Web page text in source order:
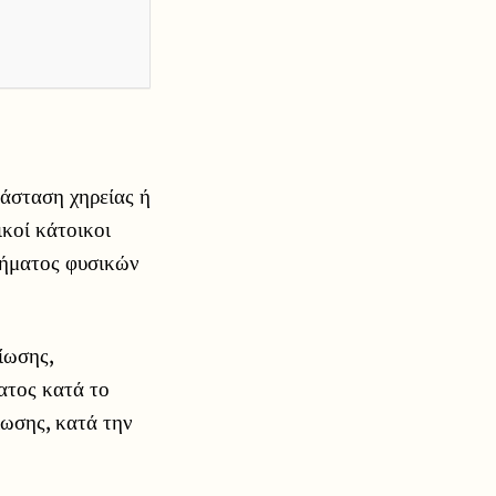
χηρείας ή
κάτοικοι
φυσικών
κατά το
κατά την